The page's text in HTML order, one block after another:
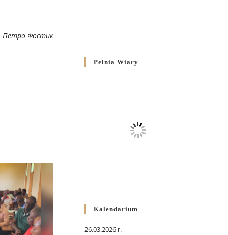
Петро Фостик
Pełnia Wiary
Kalendarium
26.03.2026 r.